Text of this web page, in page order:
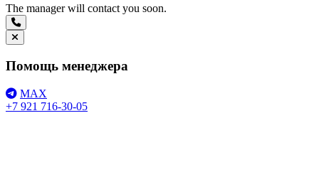
The manager will contact you soon.
Помощь менеджера
MAX
+7 921 716-30-05